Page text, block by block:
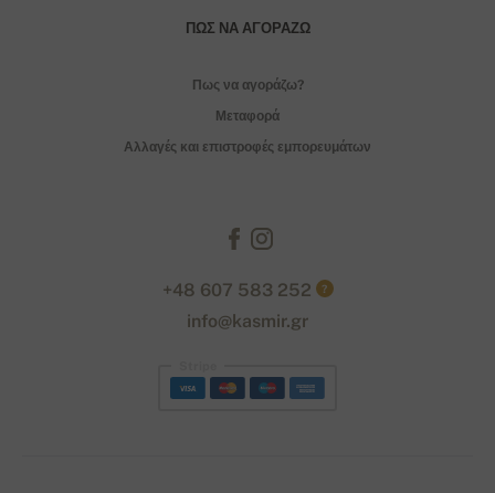
ΠΏΣ ΝΑ ΑΓΟΡΆΖΩ
Πως να αγοράζω?
Μεταφορά
Αλλαγές και επιστροφές εμπορευμάτων
+48 607 583 252 ?
info@kasmir.gr